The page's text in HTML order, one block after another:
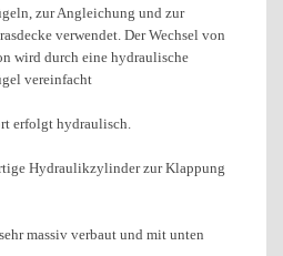
zur Angleichung und zur
verwendet. Der Wechsel von
wird durch eine hydraulische
vereinfacht
erfolgt hydraulisch.
Hydraulikzylinder zur Klappung
massiv verbaut und mit unten